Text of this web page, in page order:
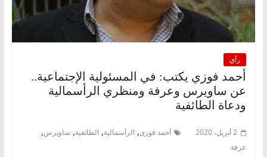
رأي
أحمد فوزي يكتب: في المسئولية الإجتماعية..
عن ساويرس وعرفة ومنظري الرأسمالية
ودعاة الطائفية
2 أبريل، 2020 أحمد فوزي, الرأسمالية, الطائفية, ساويرس,
عرفة